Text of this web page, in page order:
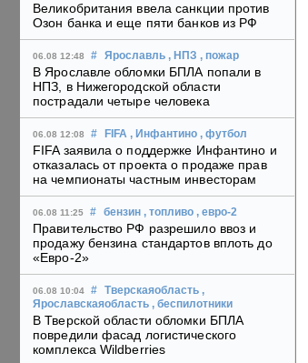
Великобритания ввела санкции против
Озон банка и еще пяти банков из РФ
06.08 12:48 # Ярославль , НПЗ , пожар
В Ярославле обломки БПЛА попали в
НПЗ, в Нижегородской области
пострадали четыре человека
06.08 12:08 # FIFA , Инфантино , футбол
FIFA заявила о поддержке Инфантино и
отказалась от проекта о продаже прав
на чемпионаты частным инвесторам
06.08 11:25 # бензин , топливо , евро-2
Правительство РФ разрешило ввоз и
продажу бензина стандартов вплоть до
«Евро-2»
06.08 10:04 # Тверскаяобласть ,
Ярославскаяобласть , беспилотники
В Тверской области обломки БПЛА
повредили фасад логистического
комплекса Wildberries